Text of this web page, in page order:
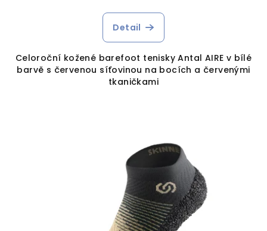
Detail
Celoroční kožené barefoot tenisky Antal AIRE v bílé
barvě s červenou síťovinou na bocích a červenými
tkaničkami